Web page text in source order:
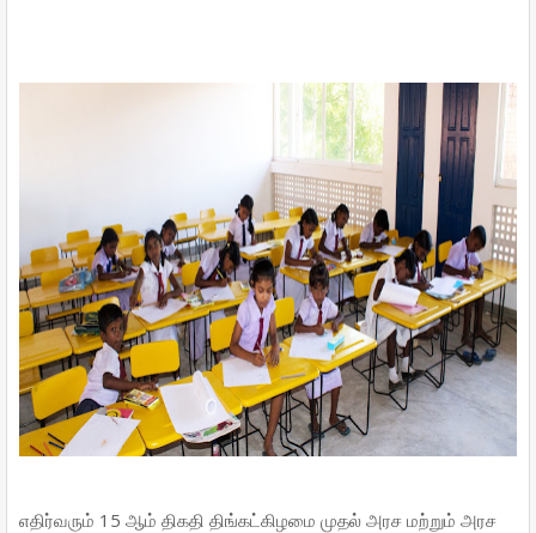
எதிர்வரும் 15 ஆம் திகதி திங்கட்கிழமை முதல் அரச மற்றும் அரச